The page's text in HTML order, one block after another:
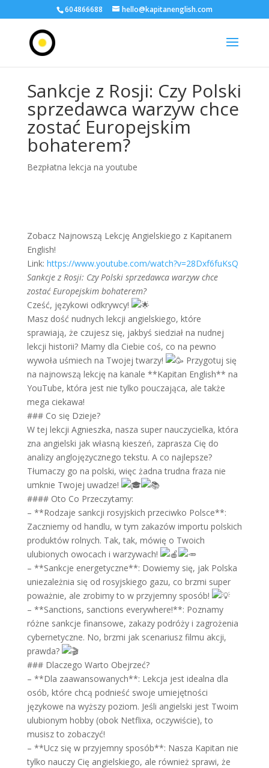
604866688 hello@kapitanenglish.com
Sankcje z Rosji: Czy Polski
sprzedawca warzyw chce
zostać Europejskim
bohaterem?
Bezpłatna lekcja na youtube
Zobacz Najnowszą Lekcję Angielskiego z Kapitanem
English!
Link: https://www.youtube.com/watch?v=28Dxf6fuKsQ
Sankcje z Rosji: Czy Polski sprzedawca warzyw chce
zostać Europejskim bohaterem?
Cześć, językowi odkrywcy!
Masz dość nudnych lekcji angielskiego, które
sprawiają, że czujesz się, jakbyś siedział na nudnej
lekcji historii? Mamy dla Ciebie coś, co na pewno
wywoła uśmiech na Twojej twarzy!
Przygotuj się
na najnowszą lekcję na kanale **Kapitan English** na
YouTube, która jest nie tylko pouczająca, ale także
mega ciekawa!
### Co się Dzieje?
W tej lekcji Agnieszka, nasza super nauczycielka, która
zna angielski jak własną kieszeń, zaprasza Cię do
analizy anglojęzycznego tekstu. A co najlepsze?
Tłumaczy go na polski, więc żadna trudna fraza nie
umknie Twojej uwadze!
#### Oto Co Przeczytamy:
– **Rodzaje sankcji rosyjskich przeciwko Polsce**:
Zaczniemy od handlu, w tym zakazów importu polskich
produktów rolnych. Tak, tak, mówię o Twoich
ulubionych owocach i warzywach!
– **Sankcje energetyczne**: Dowiemy się, jak Polska
uniezależnia się od rosyjskiego gazu, co brzmi super
poważnie, ale zrobimy to w przyjemny sposób!
– **Sanctions, sanctions everywhere!**: Poznamy
różne sankcje finansowe, zakazy podróży i zagrożenia
cybernetyczne. No, brzmi jak scenariusz filmu akcji,
prawda?
### Dlaczego Warto Obejrzeć?
– **Dla zaawansowanych**: Lekcja jest idealna dla
osób, które chcą podnieść swoje umiejętności
językowe na wyższy poziom. Jeśli angielski jest Twoim
ulubionym hobby (obok Netflixa, oczywiście), to
musisz to zobaczyć!
– **Ucz się w przyjemny sposób**: Nasza Kapitan nie
tylko nauczy Cię angielskiego, ale również sprawi, że